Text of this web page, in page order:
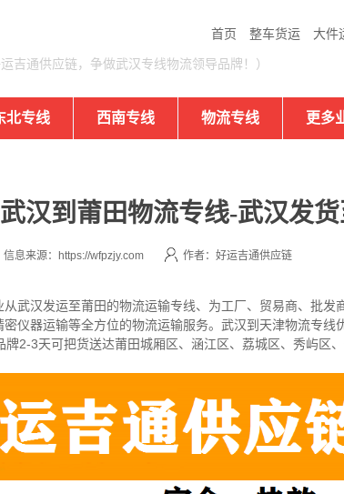
首页 整车货运 大件
运吉通供应链，争做武汉专线物流领导品牌！）
北专线 西南专线 物流专线 更多
汉到莆田物流专线-武汉发货
信息来源：https://wfpzjy.com 作者：好运吉通供应链
武汉发运至莆田的物流运输专线、为工厂、贸易商、批发
仪器运输等全方位的物流运输服务。武汉到天津物流专线
2-3天可把货送达莆田城厢区、涵江区、荔城区、秀屿区、